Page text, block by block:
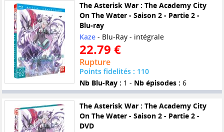
The Asterisk War : The Academy City
On The Water - Saison 2 - Partie 2 -
Blu-ray
Kaze- Blu-Ray - intégrale
22.79 €
Rupture
Points fidelités : 110
Nb Blu-Ray : 1 - Nb épisodes : 6
The Asterisk War : The Academy City
On The Water - Saison 2 - Partie 2 -
DVD